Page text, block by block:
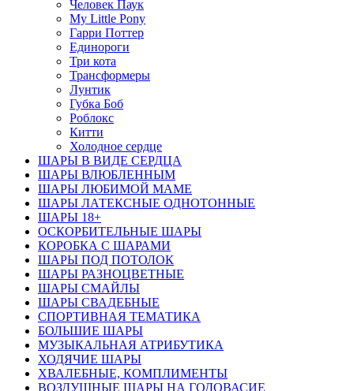
Человек Паук
My Little Pony
Гарри Поттер
Единороги
Три кота
Трансформеры
Лунтик
Губка Боб
Роблокс
Китти
Холодное сердце
ШАРЫ В ВИДЕ СЕРДЦА
ШАРЫ ВЛЮБЛЕННЫМ
ШАРЫ ЛЮБИМОЙ МАМЕ
ШАРЫ ЛАТЕКСНЫЕ ОДНОТОННЫЕ
ШАРЫ 18+
ОСКОРБИТЕЛЬНЫЕ ШАРЫ
КОРОБКА С ШАРАМИ
ШАРЫ ПОД ПОТОЛОК
ШАРЫ РАЗНОЦВЕТНЫЕ
ШАРЫ СМАЙЛЫ
ШАРЫ СВАДЕБНЫЕ
СПОРТИВНАЯ ТЕМАТИКА
БОЛЬШИЕ ШАРЫ
МУЗЫКАЛЬНАЯ АТРИБУТИКА
ХОДЯЧИЕ ШАРЫ
ХВАЛЕБНЫЕ, КОМПЛИМЕНТЫ
ВОЗДУШНЫЕ ШАРЫ НА ГОДОВАСИЕ